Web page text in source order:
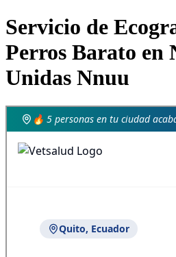
Servicio de
Perros Barato en
Unidas Nnuu